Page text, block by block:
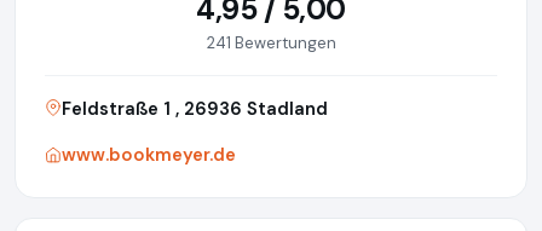
4,95 / 5,00
241 Bewertungen
Feldstraße 1 , 26936 Stadland
www.bookmeyer.de